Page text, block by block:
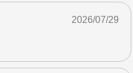
2026/07/29